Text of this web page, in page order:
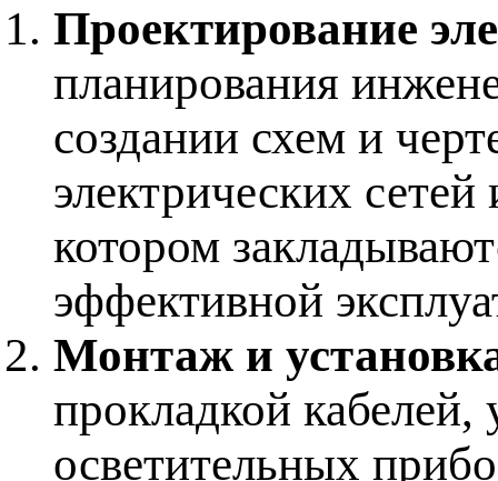
Проектирование
планирования
создании схем и
электрических
котором
эффективной
Монтаж и
прокладкой кабелей,
осветительных